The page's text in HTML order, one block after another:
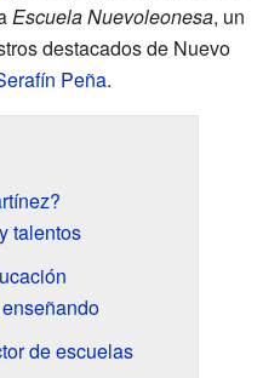
Escuela Nuevoleonesa, un
destacados de Nuevo
Peña.
talentos
de escuelas